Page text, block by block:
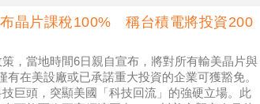
晶片課稅100% 稱台積電將投資200
，當地時間6日親自宣布，將對所有輸美晶片與
在美設廠或已承諾重大投資的企業可獲豁免。
巨頭，突顯美國「科技回流」的強硬立場。此